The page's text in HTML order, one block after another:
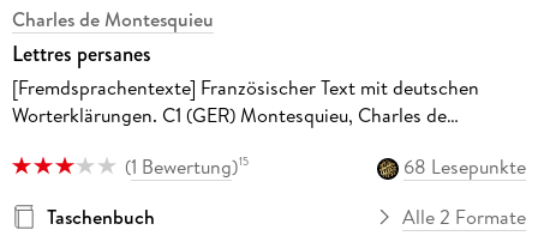
Charles de Montesquieu
Lettres persanes
[Fremdsprachentexte] Französischer Text mit deutschen
Worterklärungen. C1 (GER) Montesquieu, Charles de
(1 Bewertung)15
68 Lesepunkte
Taschenbuch
Alle 2 Formate